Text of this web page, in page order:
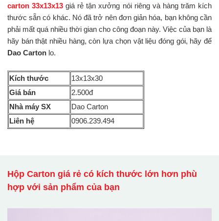
carton 33x13x13 giá rẻ tận xưởng nói riêng và hàng trăm kích
thước sẵn có khác. Nó đã trở nên đơn giản hóa, bạn không cần
phải mất quá nhiều thời gian cho công đoạn này. Việc của bạn là
hãy bán thật nhiều hàng, còn lựa chọn vật liệu đóng gói, hãy để
Dao Carton lo.
Kích thước
13x13x30
Giá bán
2.500đ
Nhà máy SX
Dao Carton
Liên hệ
0906.239.494
Hộp Carton giá rẻ có kích thước lớn hơn phù
hợp với sản phẩm của bạn